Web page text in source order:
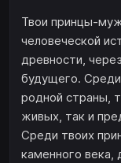
Твои принцы-
человеческой
древности,
будущего. Среди
родной страны,
живых, так и
Среди твоих
каменного века,